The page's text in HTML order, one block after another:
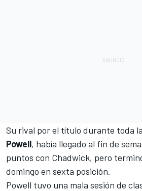
Su rival por el título durante toda
Powell, había llegado al fin de
puntos con Chadwick, pero
domingo en sexta posición.
Powell tuvo una mala sesión de